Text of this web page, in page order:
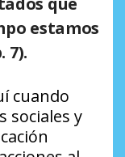
estamos
7).
cuando
sociales y